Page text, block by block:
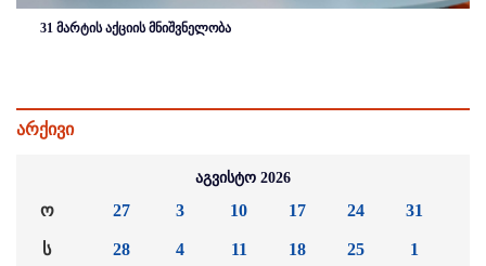
31 მარტის აქციის მნიშვნელობა
არქივი
აგვისტო 2026
ო
ს
27
28
3
4
10
11
17
18
24
25
31
1